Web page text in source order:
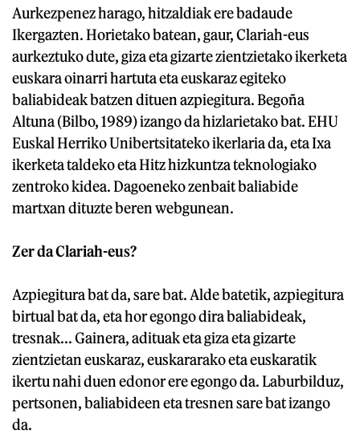
Aurkezpenez harago, hitzaldiak ere badaude
Ikergazten. Horietako batean, gaur, Clariah-eus
aurkeztuko dute, giza eta gizarte zientzietako ikerketa
euskara oinarri hartuta eta euskaraz egiteko
baliabideak batzen dituen azpiegitura. Begoña
Altuna (Bilbo, 1989) izango da hizlarietako bat. EHU
Euskal Herriko Unibertsitateko ikerlaria da, eta Ixa
ikerketa taldeko eta Hitz hizkuntza teknologiako
zentroko kidea. Dagoeneko zenbait baliabide
martxan dituzte beren webgunean.
Zer da Clariah-eus?
Azpiegitura bat da, sare bat. Alde batetik, azpiegitura
birtual bat da, eta hor egongo dira baliabideak,
tresnak... Gainera, adituak eta giza eta gizarte
zientzietan euskaraz, euskararako eta euskaratik
ikertu nahi duen edonor ere egongo da. Laburbilduz,
pertsonen, baliabideen eta tresnen sare bat izango
da.